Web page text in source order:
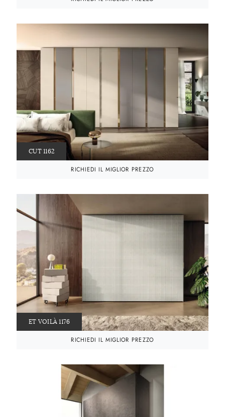
CUT 1162
RICHIEDI IL MIGLIOR PREZZO
ET VOILÀ 1176
RICHIEDI IL MIGLIOR PREZZO